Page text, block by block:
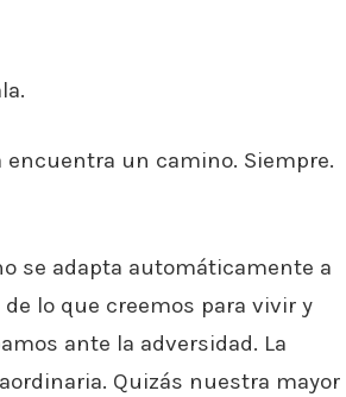
encuentra un camino. Siempre.
se adapta automáticamente a
lo que creemos para vivir y
ante la adversidad. La
Quizás nuestra mayor